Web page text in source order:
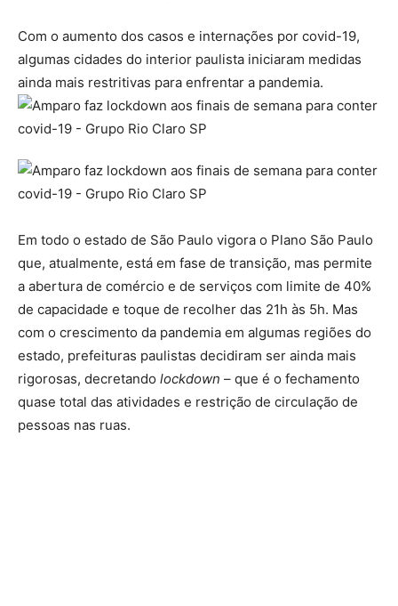
Com o aumento dos casos e internações por covid-19,
algumas cidades do interior paulista iniciaram medidas
ainda mais restritivas para enfrentar a pandemia.
Em todo o estado de São Paulo vigora o Plano São Paulo
que, atualmente, está em fase de transição, mas permite
a abertura de comércio e de serviços com limite de 40%
de capacidade e toque de recolher das 21h às 5h. Mas
com o crescimento da pandemia em algumas regiões do
estado, prefeituras paulistas decidiram ser ainda mais
rigorosas, decretando lockdown – que é o fechamento
quase total das atividades e restrição de circulação de
pessoas nas ruas.